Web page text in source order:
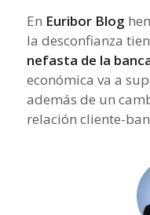
En Euribor Blog
la desconfianza
nefasta de la
económica va a
además de un
relación cliente-